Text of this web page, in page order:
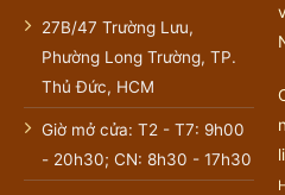
27B/47 Trường Lưu,
Phường Long Trường, TP.
Thủ Đức, HCM
Giờ mở cửa: T2 - T7: 9h00
- 20h30; CN: 8h30 - 17h30